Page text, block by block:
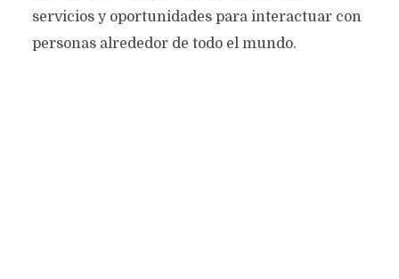
servicios y oportunidades para interactuar con
personas alrededor de todo el mundo.